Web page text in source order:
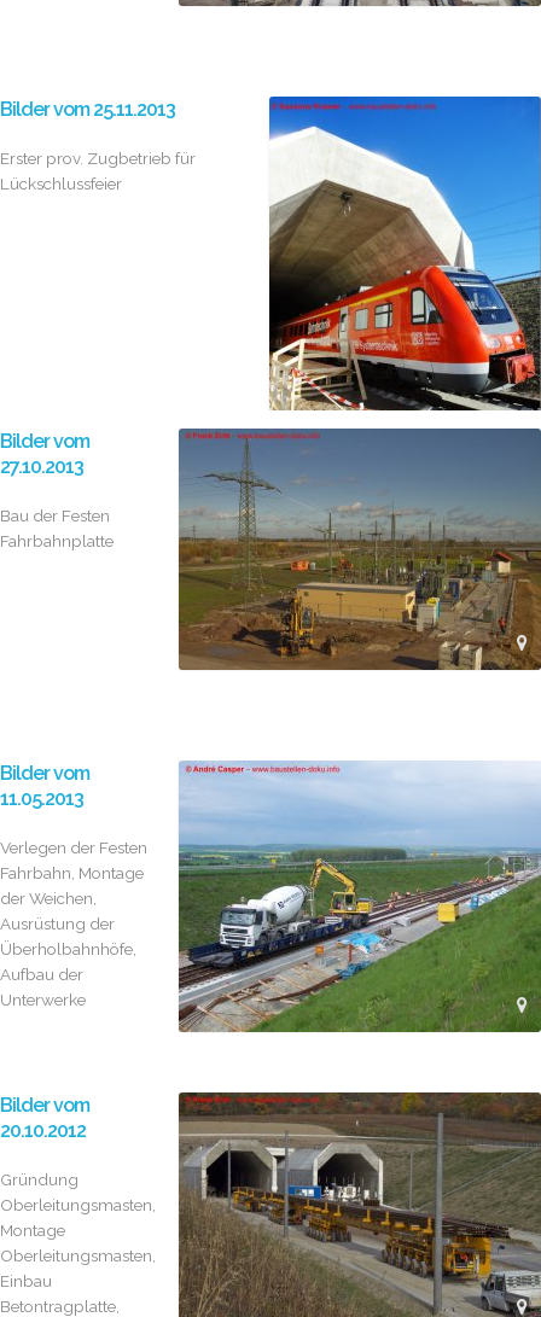
Bilder vom 25.11.2013
Erster prov. Zugbetrieb für
Lückschlussfeier
Bilder vom
27.10.2013
Bau der Festen
Fahrbahnplatte
Bilder vom
11.05.2013
Verlegen der Festen
Fahrbahn, Montage
der Weichen,
Ausrüstung der
Überholbahnhöfe,
Aufbau der
Unterwerke
Bilder vom
20.10.2012
Gründung
Oberleitungsmasten,
Montage
Oberleitungsmasten,
Einbau
Betontragplatte,